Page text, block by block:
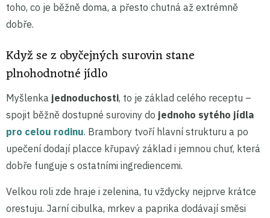
toho, co je běžně doma, a přesto chutná až extrémně
dobře.
Když se z obyčejných surovin stane
plnohodnotné jídlo
Myšlenka jednoduchosti, to je základ celého receptu –
spojit běžně dostupné suroviny do jednoho sytého jídla
pro celou rodinu. Brambory tvoří hlavní strukturu a po
upečení dodají placce křupavý základ i jemnou chuť, která
dobře funguje s ostatními ingrediencemi.
Velkou roli zde hraje i zelenina, tu vždycky nejprve krátce
orestuju. Jarní cibulka, mrkev a paprika dodávají směsi